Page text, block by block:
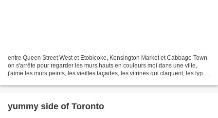
entre Queen Street West et Etobicoke, Kensington Market et Cabbage Town
on s'arrête pour regarder les murs hauts en couleurs moi dans une ville,
j'aime les murs peints, les vieilles façades, les vitrines qui claquent, les typos
yummy side of Toronto